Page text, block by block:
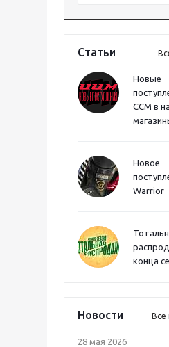
Статьи
Новые
CCM в
Новое
Warrior
конца
Новости Все
28 мая 2026